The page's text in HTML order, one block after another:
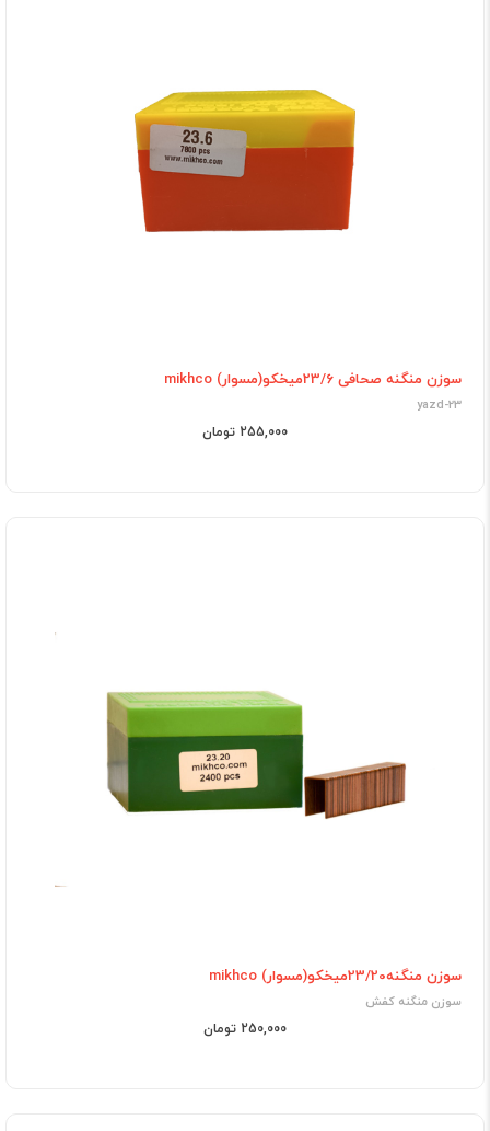
سوزن منگنه صحافی 23/6میخکو(مسوار) mikhco
yazd-23
255,000 تومان
سوزن منگنه23/20میخکو(مسوار) mikhco
سوزن منگنه کفش
250,000 تومان